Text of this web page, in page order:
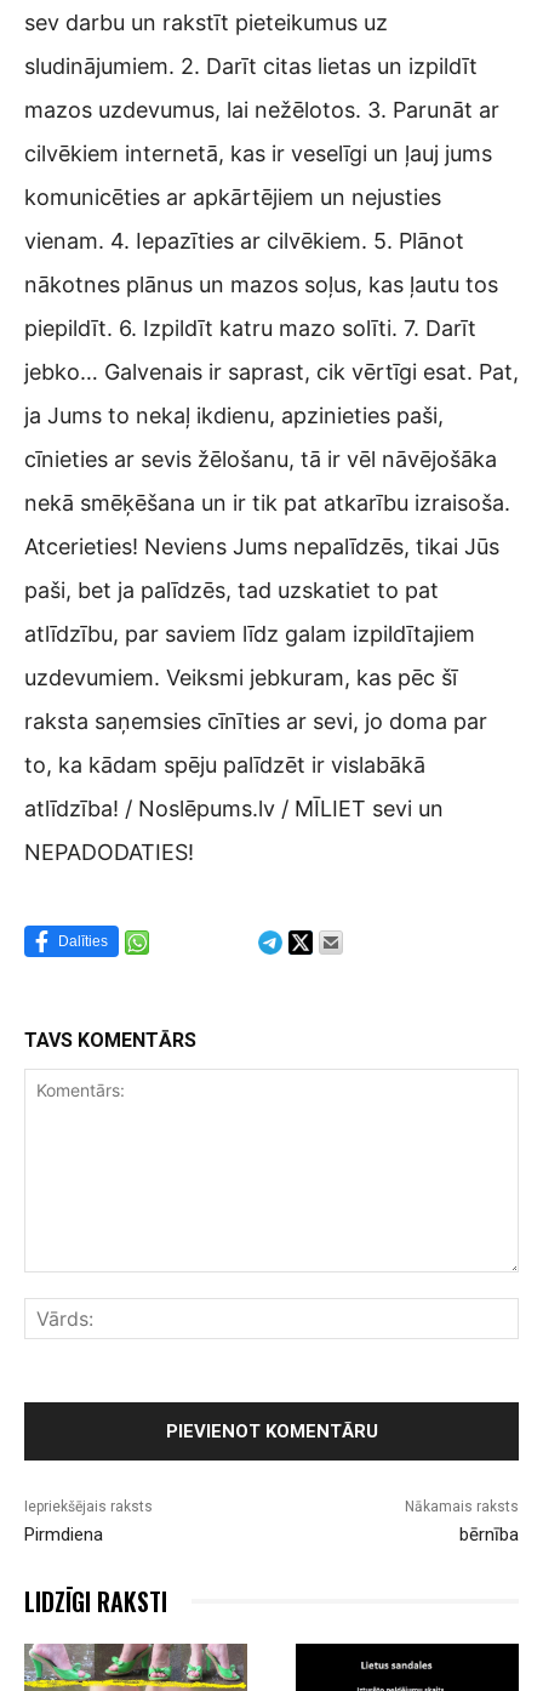
sev darbu un rakstīt pieteikumus uz
sludinājumiem. 2. Darīt citas lietas un izpildīt
mazos uzdevumus, lai nežēlotos. 3. Parunāt ar
cilvēkiem internetā, kas ir veselīgi un ļauj jums
komunicēties ar apkārtējiem un nejusties
vienam. 4. Iepazīties ar cilvēkiem. 5. Plānot
nākotnes plānus un mazos soļus, kas ļautu tos
piepildīt. 6. Izpildīt katru mazo solīti. 7. Darīt
jebko… Galvenais ir saprast, cik vērtīgi esat. Pat,
ja Jums to nekaļ ikdienu, apzinieties paši,
cīnieties ar sevis žēlošanu, tā ir vēl nāvējošāka
nekā smēķēšana un ir tik pat atkarību izraisoša.
Atcerieties! Neviens Jums nepalīdzēs, tikai Jūs
paši, bet ja palīdzēs, tad uzskatiet to pat
atlīdzību, par saviem līdz galam izpildītajiem
uzdevumiem. Veiksmi jebkuram, kas pēc šī
raksta saņemsies cīnīties ar sevi, jo doma par
to, ka kādam spēju palīdzēt ir vislabākā
atlīdzība! / Noslēpums.lv / MĪLIET sevi un
NEPADODATIES!
Dalīties
TAVS KOMENTĀRS
Iepriekšējais raksts
Pirmdiena
Nākamais raksts
bērnība
LIDZĪGI RAKSTI